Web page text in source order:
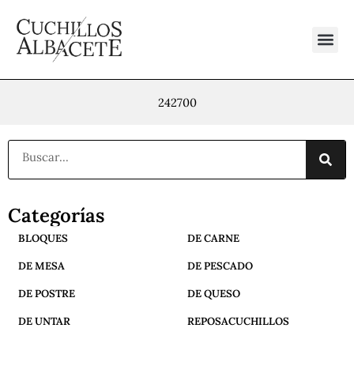
contenido
242700
Buscar
Categorías
BLOQUES DE CARNE
DE MESA DE PESCADO
DE POSTRE DE QUESO
DE UNTAR REPOSACUCHILLOS